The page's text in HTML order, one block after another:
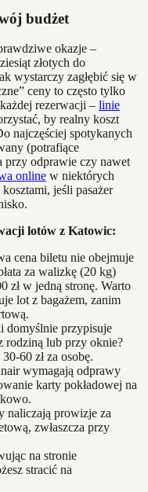
budżet
okazje –
złotych do
wystarczy zagłębić się w
ceny to często tylko
rezerwacji – linie
by realny koszt
najczęściej spotykanych
(potrafiące
przy odprawie czy nawet
online w niektórych
jeśli pasażer
lotów z Katowic:
cena biletu nie obejmuje
za walizkę (20 kg)
zł w jedną stronę. Warto
lot z bagażem, zanim
domyślnie przypisuje
rodziną lub przy oknie?
60 zł za osobę.
wymagają odprawy
karty pokładowej na
naliczają prowizje za
zwłaszcza przy
na stronie
stracić na